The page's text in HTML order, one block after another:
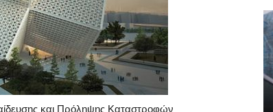
και Πρόληψης Καταστροφών